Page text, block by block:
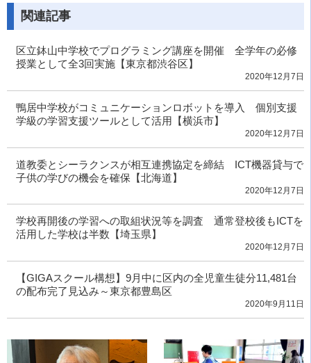
関連記事
区立鉢山中学校でプログラミング講座を開催 全学年の必修
授業として全3回実施【東京都渋谷区】
2020年12月7日
鴨居中学校がコミュニケーションロボットを導入 個別支援
学級の学習支援ツールとして活用【横浜市】
2020年12月7日
道教委とシーラクンスが相互連携協定を締結 ICT機器貸与で
子供の学びの機会を確保【北海道】
2020年12月7日
学校再開後の学習への取組状況等を調査 通常登校後もICTを
活用した学校は半数【埼玉県】
2020年12月7日
【GIGAスクール構想】9月中に区内の全児童生徒分11,481台
の配布完了見込み～東京都豊島区
2020年9月11日